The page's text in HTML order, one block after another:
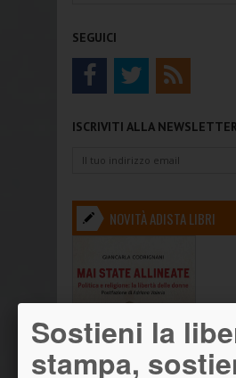
SEGUICI
ISCRIVITI ALLA NEWSLETTER
NOVITÀ ADISTA LIBRI
Sostieni la
stampa,